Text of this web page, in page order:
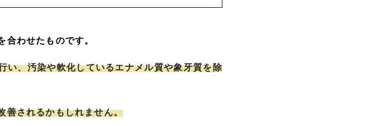
わせたものです。
い、汚染や軟化しているエナメル質や象牙質を除
善されるかもしれません。